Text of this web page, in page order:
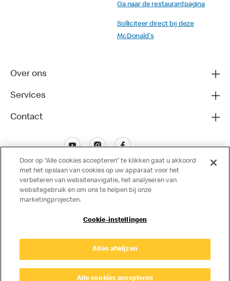
Ga naar de restaurantpagina
Solliciteer direct bij deze
McDonald's
Over ons
Services
Contact
Privacy Cookies
© Copyright © 2024 McDonald's Nederland.
Door op “Alle cookies accepteren” te klikken gaat u akkoord
met het opslaan van cookies op uw apparaat voor het
verbeteren van websitenavigatie, het analyseren van
websitegebruik en om ons te helpen bij onze
marketingprojecten.
Cookie-instellingen
Alles afwijzen
Alle cookies accepteren